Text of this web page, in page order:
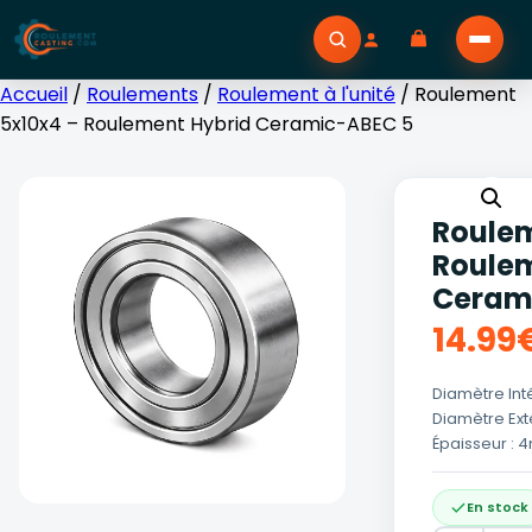
Accueil / Roulements / Roulement à l'unité / Roulement
5x10x4 – Roulement Hybrid Ceramic-ABEC 5
14.99
Diamètre
Diamètre
Épaisseur :
En stock